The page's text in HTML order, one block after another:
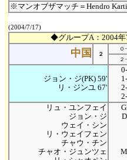
※マンオブザマッチ＝Hendro
(2004/7/17)
◆グループA：2004年
中国 ２
０
２
ジョン・ジ(PK) 59'
リ・ジンユ 67'
リュ・ユンフェイ
ジョン・ジ
ウェイ・シン
リ・ウェイフェン
チャウ・チン
チャオ・ジュンツェ